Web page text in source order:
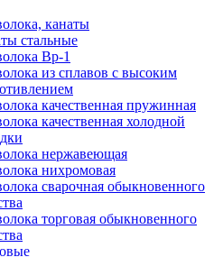
канаты
стальные
Вр-1
из сплавов с высоким
качественная пружинная
качественная холодной
нержавеющая
нихромовая
сварочная обыкновенного
торговая обыкновенного